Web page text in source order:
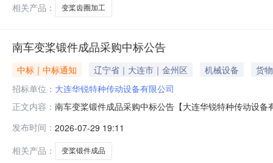
相关产品：
变桨齿圈加工
南车变桨锻件成品采购中标公告
中标｜中标通知 辽宁省｜大连市｜金州区 机械设备
货物
招标单位： 大连华锐特种传动设备有限公司
正文内容： 南车变桨锻件成品采购中标公告【大连华锐特种传动设
发布时间： 2026-07-29 19:11
相关产品：
变桨锻件成品